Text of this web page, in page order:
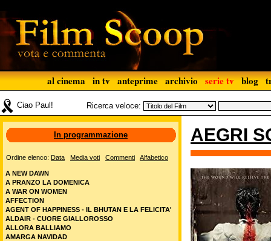
al cinema in tv anteprime archivio serie tv blog
Ciao Paul! Ricerca veloce:
AEGRI
In programmazione
Ordine elenco: Data Media voti Commenti Alfabetico
A NEW DAWN
A PRANZO LA DOMENICA
A WAR ON WOMEN
AFFECTION
AGENT OF HAPPINESS - IL BHUTAN E LA FELICITA'
ALDAIR - CUORE GIALLOROSSO
ALLORA BALLIAMO
AMARGA NAVIDAD